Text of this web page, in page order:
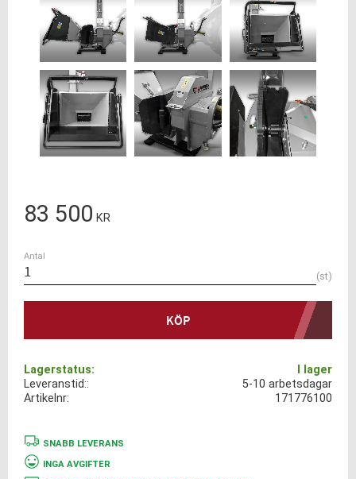
83 500 KR
Antal
st
KÖP
Lagerstatus I lager
Artikelnr 171776100
Leveranstid: 5-10 arbetsdagar
SNABB LEVERANS
INGA AVGIFTER